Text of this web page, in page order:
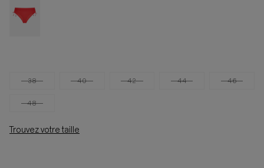
38 40 42 44 46
48
Trouvez votre taille